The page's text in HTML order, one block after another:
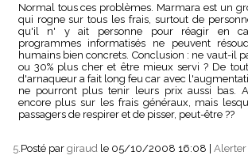
Normal tous ces problèmes. Marmara est un
qui rogne sur tous les frais, surtout de
qu'il n' y ait personne pour réagir en
programmes informatisés ne peuvent
humains bien concrets. Conclusion : ne vaut-il
ou 30% plus cher et être mieux servi ? De
d'arnaqueur a fait long feu car avec
ne pourront plus tenir leurs prix aussi bas.
encore plus sur les frais généraux, mais
passagers de respirer et de pisser, peut-être ??
5.Posté par giraud le 05/10/2008 16:08
Alerter